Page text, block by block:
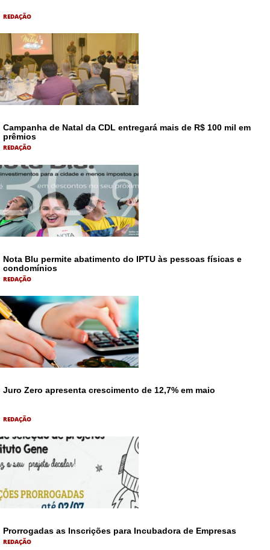
REDAÇÃO
Campanha de Natal da CDL entregará mais de R$ 100 mil em
prêmios
REDAÇÃO
Nota Blu permite abatimento do IPTU às pessoas físicas e
condomínios
REDAÇÃO
Juro Zero apresenta crescimento de 12,7% em maio
REDAÇÃO
Prorrogadas as Inscrições para Incubadora de Empresas
REDAÇÃO